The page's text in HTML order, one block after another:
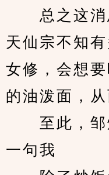
总之这消
天仙宗不知
女修，会想
的油泼面，
至此，邹
一句我